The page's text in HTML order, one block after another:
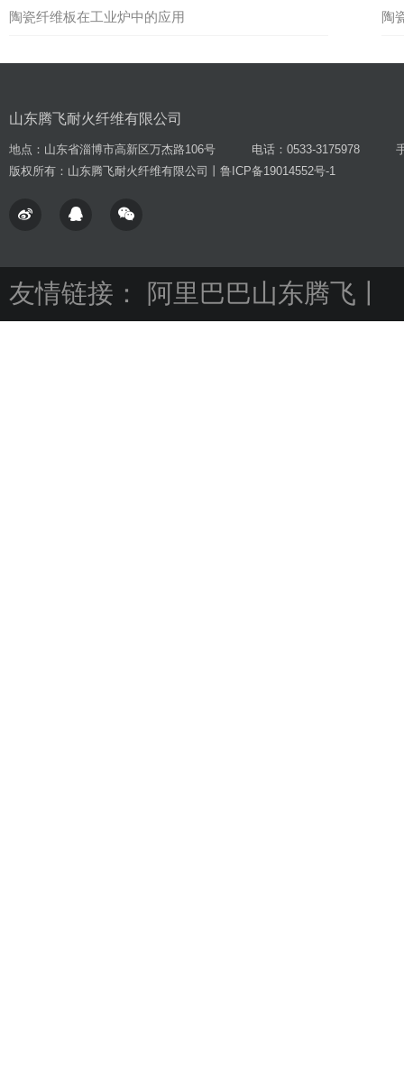
陶瓷纤维板在工业炉中的应用 陶
山东腾飞耐火纤维有限公司
地点： 山东省淄博市高新区万杰路106号 电话： 0533-3175978
版权所有：山东腾飞耐火纤维有限公司丨鲁ICP备19014552号-1
友情链接： 阿里巴巴山东腾飞